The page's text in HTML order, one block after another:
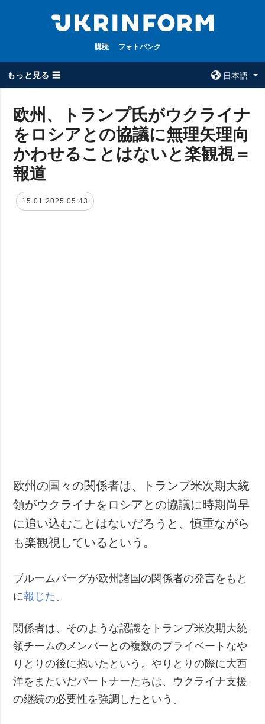
購読 フォトバンク
もっと見る ☰
日本語
全てのトピック
戦争
被占領地
経済・復興
ウクルインフォ
ルム
ウクルインフォル
欧州、トランプ氏がウクライナ
をロシアとの協議に無理矢理向
かわせることはないと楽観視＝
報道
15.01.2025 05:43
欧州の国々の関係者は、トランプ米次期大統
領がウクライナをロシアとの協議に時期尚早
に追い込むことはないだろうと、慎重ながら
も楽観視しているという。
ブルームバーグが欧州諸国の関係者の発言をもと
に報じた 。
関係者は、そのような認識をトランプ米次期大統
領チームのメンバーとの複数のプライベートなや
りとりの後に抱いたという。やりとりの際に大西
洋をまたいだパートナーたちは、ウクライナ支援
の継続の必要性を強調したという。